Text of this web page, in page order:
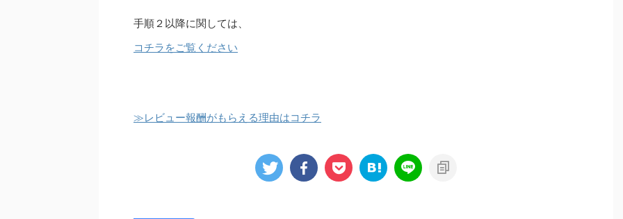
手順２以降に関しては、
コチラをご覧ください
≫レビュー報酬がもらえる理由はコチラ